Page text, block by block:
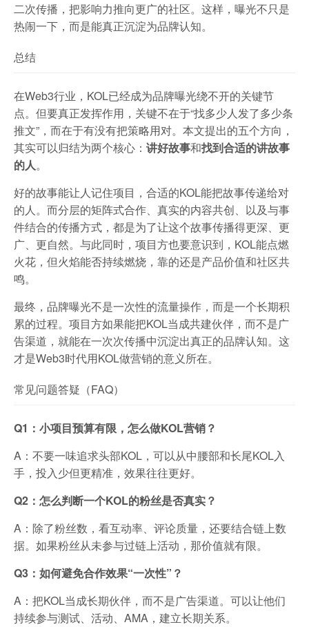
二次传播，把影响力推向更广的社区。这样，曝光不只是
热闹一下，而是能真正沉淀为品牌认知。
总结
在Web3行业，KOL已经成为品牌曝光绕不开的关键节
点。但要真正发挥作用，关键不在于“找多少人发了多少条
推文”，而在于有没有把策略用对。本文提出的五个方向，
其实可以归结为两个核心： 讲好故事和找到合适的讲故事
的人。
好的故事能让人记住项目，合适的KOL能把故事传递给对
的人。而分层的矩阵式合作、真实的内容共创、以及与事
件结合的传播方式，都是为了让这个故事传播得更深、更
广、更自然。与此同时，项目方也要意识到，KOL能点燃
火花，但火焰能否持续燃烧，靠的还是产品价值和社区共
鸣。
最终，品牌曝光不是一次性的流量操作，而是一个长期积
累的过程。项目方如果能把KOL当成共建伙伴，而不是广
告渠道，就能在一次次传播中沉淀出真正的品牌认知。这
才是Web3时代用KOL做营销的意义所在。
常见问题答疑（FAQ）
Q1：小项目预算有限，怎么做KOL营销？
A：不要一味追求头部KOL，可以从中腰部和长尾KOL入
手，投入少但更精准，效果往往更好。
Q2：怎么判断一个KOL的粉丝是否真实？
A：除了粉丝数，看互动率、评论质量，还要结合链上数
据。如果粉丝从未参与过链上活动，那价值就有限。
Q3：如何避免合作效果“一次性”？
A：把KOL当成长期伙伴，而不是广告渠道。可以让他们
持续参与测试、活动、AMA，建立长期关系。